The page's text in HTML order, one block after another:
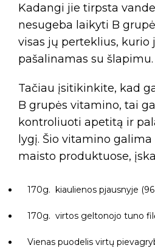
Kadangi jie tirpsta
nesugeba laikyti B
visas jų perteklius, kurio
pašalinamas su šlapimu.
Tačiau įsitikinkite, kad
B grupės vitamino, tai
kontroliuoti apetitą ir
lygį. Šio vitamino
maisto produktuose,
170g. kiaulienos pjausnyje (96
170g. virtos geltonojo tuno
Vienas puodelis virtų